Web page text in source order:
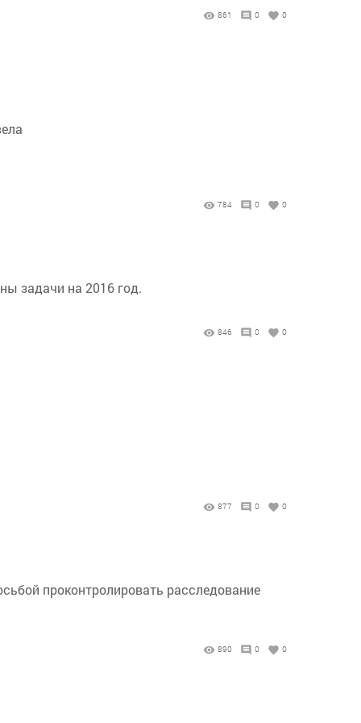
861 0 0
784 0 0
задачи на 2016 год.
846 0 0
877 0 0
проконтролировать расследование
890 0 0